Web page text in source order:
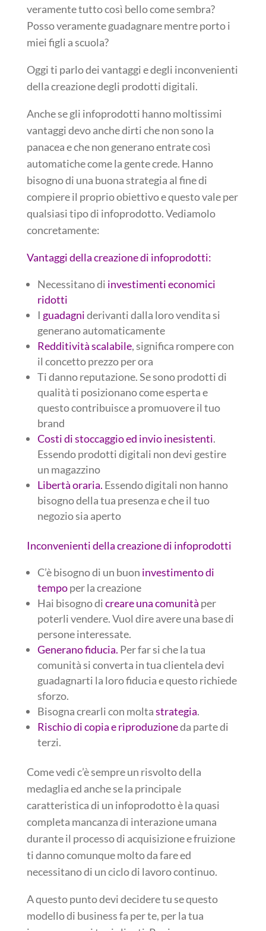
veramente tutto così bello come sembra?
Posso veramente guadagnare mentre porto i
miei figli a scuola?
Oggi ti parlo dei vantaggi e degli inconvenienti
della creazione degli prodotti digitali.
Anche se gli infoprodotti hanno moltissimi
vantaggi devo anche dirti che non sono la
panacea e che non generano entrate così
automatiche come la gente crede. Hanno
bisogno di una buona strategia al fine di
compiere il proprio obiettivo e questo vale per
qualsiasi tipo di infoprodotto. Vediamolo
concretamente:
Vantaggi della creazione di infoprodotti:
Necessitano di investimenti economici
ridotti
I guadagniderivanti dalla loro vendita si
generano automaticamente
Redditività scalabile, significa rompere con
il concetto prezzo per ora
Ti danno reputazione. Se sono prodotti di
qualità ti posizionano come esperta e
questo contribuisce a promuovere il tuo
brand
Costi di stoccaggio ed invio inesistenti.
Essendo prodotti digitali non devi gestire
un magazzino
Libertà oraria. Essendo digitali non hanno
bisogno della tua presenza e che il tuo
negozio sia aperto
Inconvenienti della creazione di infoprodotti
C’è bisogno di un buon investimento di
tempoper la creazione
Hai bisogno dicreare una comunità per
poterli vendere. Vuol dire avere una base di
persone interessate.
Generano fiducia. Per far si che la tua
comunità si converta in tua clientela devi
guadagnarti la loro fiducia e questo richiede
sforzo.
Bisogna crearli con moltastrategia.
Rischio di copia e riproduzioneda parte di
terzi.
Come vedi c’è sempre un risvolto della
medaglia ed anche se la principale
caratteristica di un infoprodotto è la quasi
completa mancanza di interazione umana
durante il processo di acquisizione e fruizione
ti danno comunque molto da fare ed
necessitano di un ciclo di lavoro continuo.
A questo punto devi decidere tu se questo
modello di business fa per te, per la tua